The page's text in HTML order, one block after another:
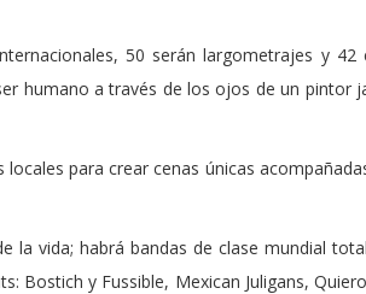
50 serán largometrajes y 42
humano a través de los ojos de un pintor
para crear cenas únicas
vida; habrá bandas de clase mundial
Bostich y Fussible, Mexican Juligans,